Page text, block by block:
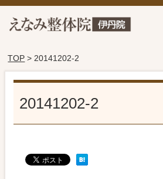
TOP > 20141202-2
20141202-2